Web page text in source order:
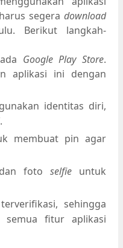
segera download
Berikut langkah-
Google Play Store.
aplikasi ini dengan
identitas diri,
membuat pin agar
foto selfie untuk
sehingga
semua fitur aplikasi